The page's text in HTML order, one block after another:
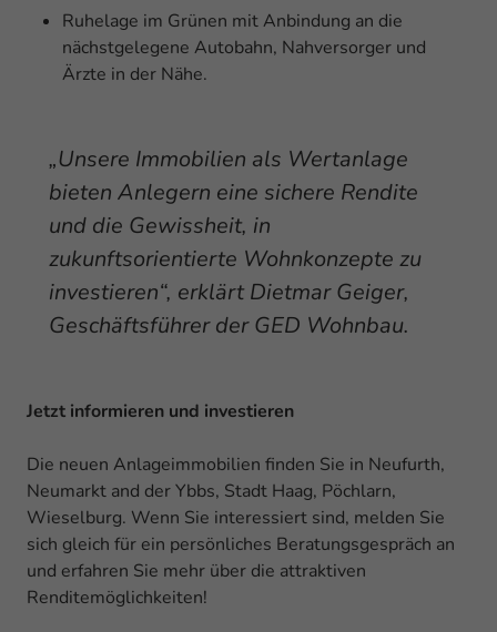
Ruhelage im Grünen mit Anbindung an die
nächstgelegene Autobahn, Nahversorger und
Ärzte in der Nähe.
„Unsere Immobilien als Wertanlage
bieten Anlegern eine sichere Rendite
und die Gewissheit, in
zukunftsorientierte Wohnkonzepte zu
investieren“, erklärt Dietmar Geiger,
Geschäftsführer der GED Wohnbau.
Jetzt informieren und investieren
Die neuen Anlageimmobilien finden Sie in Neufurth,
Neumarkt and der Ybbs, Stadt Haag, Pöchlarn,
Wieselburg. Wenn Sie interessiert sind, melden Sie
sich gleich für ein persönliches Beratungsgespräch an
und erfahren Sie mehr über die attraktiven
Renditemöglichkeiten!